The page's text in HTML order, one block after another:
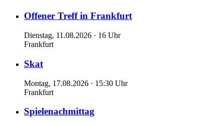
Offener Treff in Frankfurt
Dienstag, 11.08.2026 · 16 Uhr
Frankfurt
Skat
Montag, 17.08.2026 · 15:30 Uhr
Frankfurt
Spielenachmittag